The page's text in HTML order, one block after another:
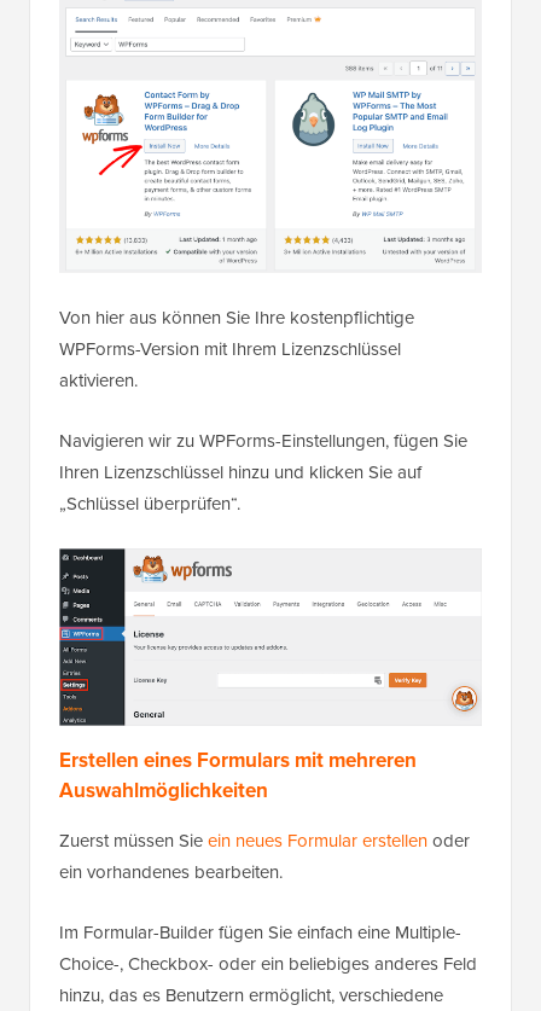
Von hier aus können Sie Ihre kostenpflichtige
WPForms-Version mit Ihrem Lizenzschlüssel
aktivieren.
Navigieren wir zu WPForms-Einstellungen, fügen Sie
Ihren Lizenzschlüssel hinzu und klicken Sie auf
„Schlüssel überprüfen“.
Erstellen eines Formulars mit mehreren
Auswahlmöglichkeiten
Zuerst müssen Sieein neues Formular erstellenoder
ein vorhandenes bearbeiten.
Im Formular-Builder fügen Sie einfach eine Multiple-
Choice-, Checkbox- oder ein beliebiges anderes Feld
hinzu, das es Benutzern ermöglicht, verschiedene